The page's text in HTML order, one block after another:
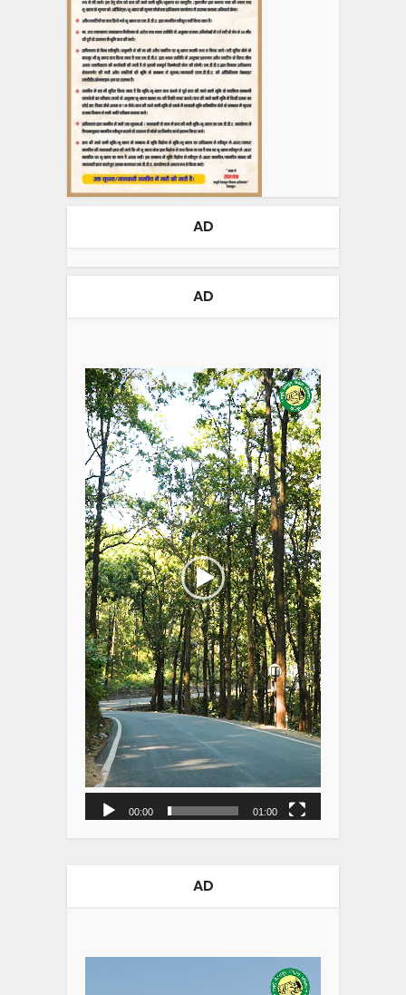
AD
AD
00:00 01:00
AD